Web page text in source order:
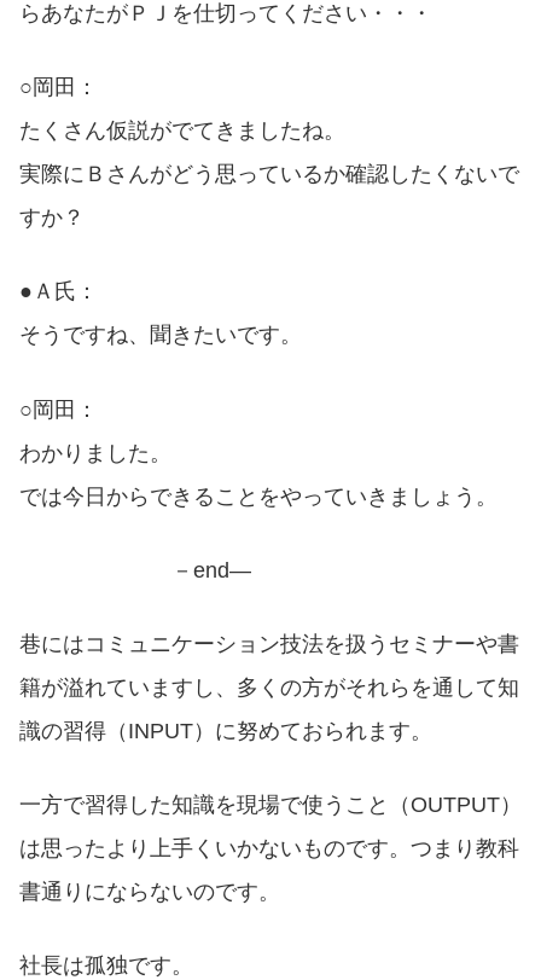
らあなたがＰＪを仕切ってください・・・
○岡田：
たくさん仮説がでてきましたね。
実際にＢさんがどう思っているか確認したくないで
すか？
●Ａ氏：
そうですね、聞きたいです。
○岡田：
わかりました。
では今日からできることをやっていきましょう。
－end―
巷にはコミュニケーション技法を扱うセミナーや書
籍が溢れていますし、多くの方がそれらを通して知
識の習得（INPUT）に努めておられます。
一方で習得した知識を現場で使うこと（OUTPUT）
は思ったより上手くいかないものです。つまり教科
書通りにならないのです。
社長は孤独です。